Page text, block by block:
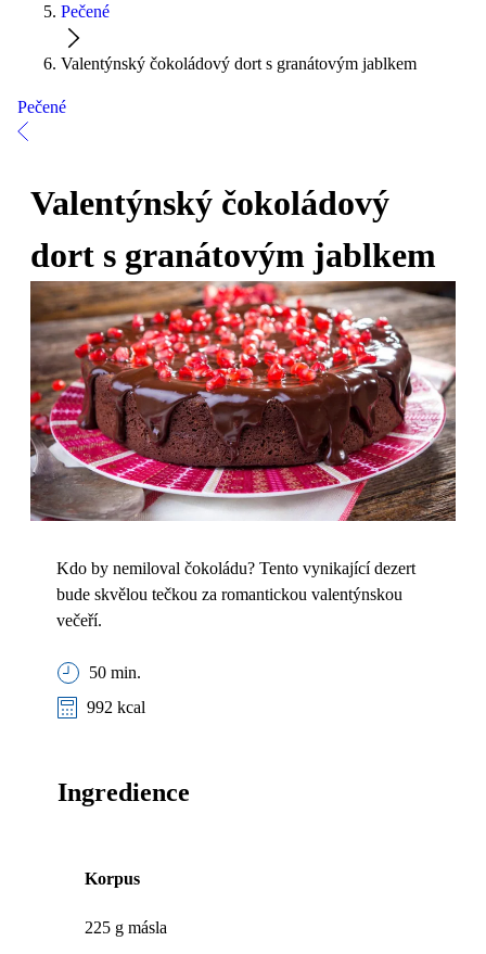
Pečené
Valentýnský čokoládový dort s granátovým jablkem
Pečené
Valentýnský čokoládový
dort s granátovým jablkem
Kdo by nemiloval čokoládu? Tento vynikající dezert
bude skvělou tečkou za romantickou valentýnskou
večeří.
50 min.
992 kcal
Ingredience
Korpus
225 g másla